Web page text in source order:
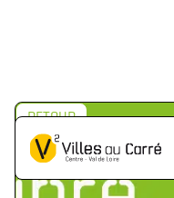
RETOUR